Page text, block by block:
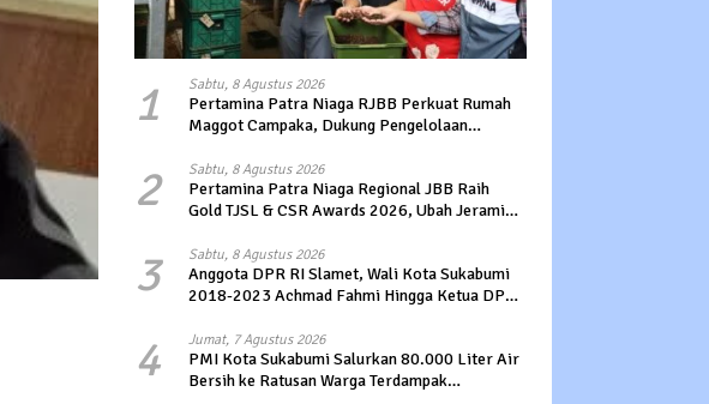
1 Sabtu, 8 Agustus 2026
Pertamina Patra Niaga RJBB Perkuat Rumah
Maggot Campaka, Dukung Pengelolaan
2 Sabtu, 8 Agustus 2026
Pertamina Patra Niaga Regional JBB Raih
Gold TJSL & CSR Awards 2026, Ubah Jerami
3 Sabtu, 8 Agustus 2026
Anggota DPR RI Slamet, Wali Kota Sukabumi
2018-2023 Achmad Fahmi Hingga Ketua DPD
PKS Sukabumi
4 Jumat, 7 Agustus 2026
PMI Kota Sukabumi Salurkan 80.000 Liter Air
Bersih ke Ratusan Warga Terdampak